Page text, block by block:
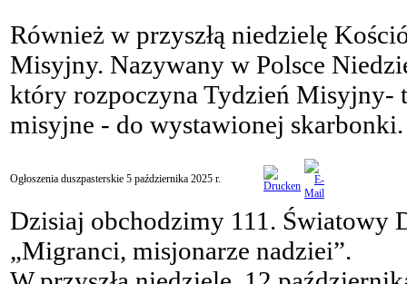
Również w przyszłą niedzielę
Misyjny. Nazywany w Polsce
który rozpoczyna Tydzień Misyjny-
misyjne - do wystawionej skarbonki.
Ogłoszenia duszpasterskie 5 października 2025 r.
Dzisiaj obchodzimy 111. Światowy
„Migranci, misjonarze nadziei”.